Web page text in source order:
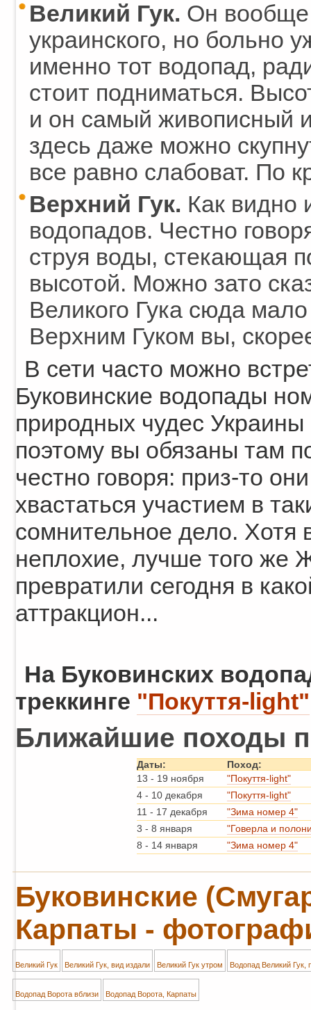
Великий Гук. Он вообще
украинского, но больно
именно тот водопад,
стоит подниматься.
и он самый живописный
здесь даже можно
все равно слабоват. По
Верхний Гук. Как видно
водопадов. Честно
струя воды, стекающая
высотой. Можно зато
Великого Гука сюда
Верхним Гуком вы,
В сети часто можно
Буковинские водопады
природных чудес
поэтому вы обязаны там
честно говоря: приз-то
хвастаться участием в
сомнительное дело. Хотя
неплохие, лучше того же
превратили сегодня в
аттракцион...
На Буковинских
треккинге "Покуття-light"
Ближайшие походы
Даты:
Поход:
13 - 19 ноября
"Покуття-light"
4 - 10 декабря
"Покуття-light"
11 - 17 декабря
"Зима номер 4"
3 - 8 января
"Говерла и
8 - 14 января "Зима номер 4"
Буковинские
Карпаты -
Великий Гук Великий Гук, вид издали Великий Гук утром Водопад Великий Гук,
Водопад Ворота вблизи Водопад Ворота, Карпаты